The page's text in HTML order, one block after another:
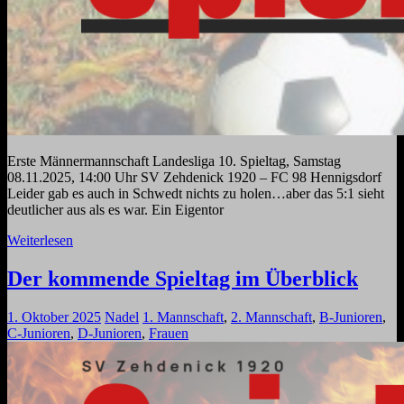
Erste Männermannschaft Landesliga 10. Spieltag, Samstag
08.11.2025, 14:00 Uhr SV Zehdenick 1920 – FC 98 Hennigsdorf
Leider gab es auch in Schwedt nichts zu holen…aber das 5:1 sieht
deutlicher aus als es war. Ein Eigentor
Weiterlesen
Der kommende Spieltag im Überblick
1. Oktober 2025 Nadel 1. Mannschaft, 2. Mannschaft, B-Junioren,
C-Junioren, D-Junioren, Frauen